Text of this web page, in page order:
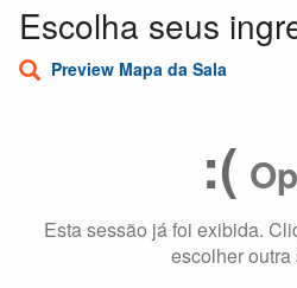
Escolha seus
Preview Mapa da Sala
:(
Esta sessão já foi exibida.
escolher outra